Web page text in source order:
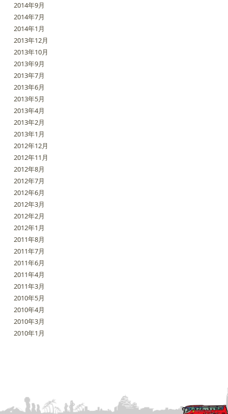
2014年9月
2014年7月
2014年1月
2013年12月
2013年10月
2013年9月
2013年7月
2013年6月
2013年5月
2013年4月
2013年2月
2013年1月
2012年12月
2012年11月
2012年8月
2012年7月
2012年6月
2012年3月
2012年2月
2012年1月
2011年8月
2011年7月
2011年6月
2011年4月
2011年3月
2010年5月
2010年4月
2010年3月
2010年1月